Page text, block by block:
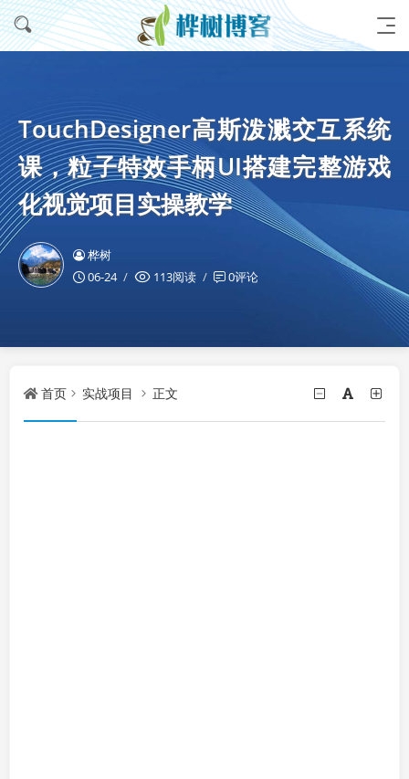
TouchDesigner高斯泼溅交互系统
课，粒子特效手柄UI搭建完整游戏
化视觉项目实操教学
桦树
06-24
113阅读 0评论
首页 实战项目 正文